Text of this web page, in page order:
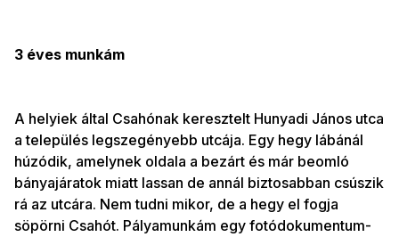
3 éves munkám
A helyiek által Csahónak keresztelt Hunyadi János utca
a település legszegényebb utcája. Egy hegy lábánál
húzódik, amelynek oldala a bezárt és már beomló
bányajáratok miatt lassan de annál biztosabban csúszik
rá az utcára. Nem tudni mikor, de a hegy el fogja
söpörni Csahót. Pályamunkám egy fotódokumentum-